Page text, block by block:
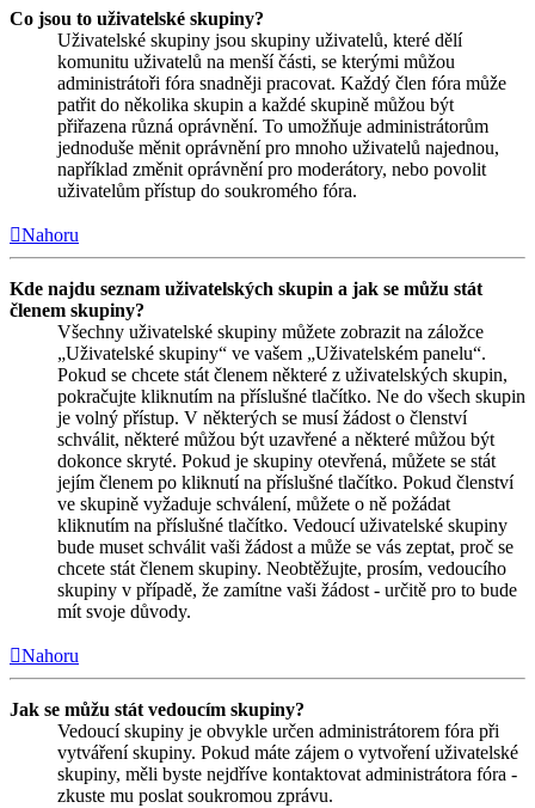
Co jsou to uživatelské skupiny?
Uživatelské skupiny jsou skupiny uživatelů, které dělí
komunitu uživatelů na menší části, se kterými můžou
administrátoři fóra snadněji pracovat. Každý člen fóra může
patřit do několika skupin a každé skupině můžou být
přiřazena různá oprávnění. To umožňuje administrátorům
jednoduše měnit oprávnění pro mnoho uživatelů najednou,
například změnit oprávnění pro moderátory, nebo povolit
uživatelům přístup do soukromého fóra.
Nahoru
Kde najdu seznam uživatelských skupin a jak se můžu stát
členem skupiny?
Všechny uživatelské skupiny můžete zobrazit na záložce
„Uživatelské skupiny“ ve vašem „Uživatelském panelu“.
Pokud se chcete stát členem některé z uživatelských skupin,
pokračujte kliknutím na příslušné tlačítko. Ne do všech skupin
je volný přístup. V některých se musí žádost o členství
schválit, některé můžou být uzavřené a některé můžou být
dokonce skryté. Pokud je skupiny otevřená, můžete se stát
jejím členem po kliknutí na příslušné tlačítko. Pokud členství
ve skupině vyžaduje schválení, můžete o ně požádat
kliknutím na příslušné tlačítko. Vedoucí uživatelské skupiny
bude muset schválit vaši žádost a může se vás zeptat, proč se
chcete stát členem skupiny. Neobtěžujte, prosím, vedoucího
skupiny v případě, že zamítne vaši žádost - určitě pro to bude
mít svoje důvody.
Nahoru
Jak se můžu stát vedoucím skupiny?
Vedoucí skupiny je obvykle určen administrátorem fóra při
vytváření skupiny. Pokud máte zájem o vytvoření uživatelské
skupiny, měli byste nejdříve kontaktovat administrátora fóra -
zkuste mu poslat soukromou zprávu.